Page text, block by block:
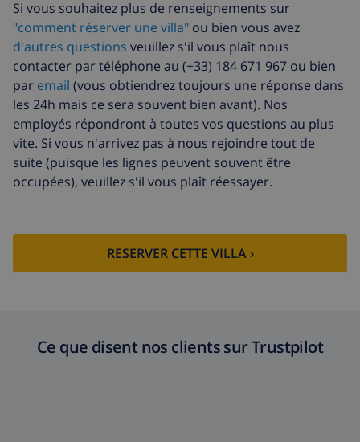
Serviettes
supplémentaires
8,80 $US par personne , à payer à
l'arrivée
Départ tardif
113,75 $US
Nettoyage
supplémentaire
basée sur consommation
énergétique (52,77 $US/HOUR)
Fonds
d'annulation:
4.80% du montant total
Si vous souhaitez plus de renseignements sur
"comment réserver une villa" ou bien vous avez
d'autres questions veuillez s'il vous plaît nous
contacter par téléphone au (+33) 184 671 967 ou bien
par email (vous obtiendrez toujours une réponse dans
les 24h mais ce sera souvent bien avant). Nos
employés répondront à toutes vos questions au plus
vite. Si vous n'arrivez pas à nous rejoindre tout de
suite (puisque les lignes peuvent souvent être
occupées), veuillez s'il vous plaît réessayer.
RESERVER CETTE VILLA ›
Ce que disent nos clients sur Trustpilot